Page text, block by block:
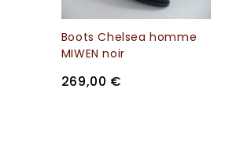
Boots Chelsea homme
MIWEN noir
269,00 €